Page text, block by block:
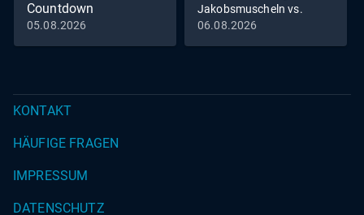
Countdown
Grenzenlos köstlich -
Gaumenreise um die Welt
05.08.2026
Jakobsmuscheln vs.
Falafel mit Hummus
06.08.2026
KONTAKT
HÄUFIGE FRAGEN
IMPRESSUM
DATENSCHUTZ